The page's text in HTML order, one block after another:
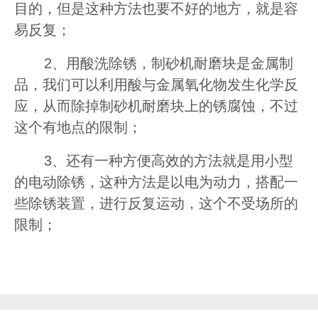
目的，但是这种方法也要不好的地方，就是容
易反复；
2、用酸洗除锈，制砂机耐磨块是金属制
品，我们可以利用酸与金属氧化物发生化学反
应，从而除掉制砂机耐磨块上的锈腐蚀，不过
这个有地点的限制；
3、还有一种方便高效的方法就是用小型
的电动除锈，这种方法是以电为动力，搭配一
些除锈装置，进行反复运动，这个不受场所的
限制；